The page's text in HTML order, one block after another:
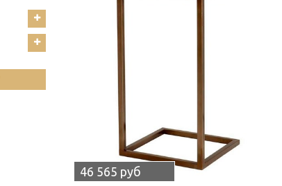
46 565 руб